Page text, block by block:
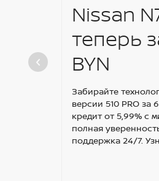
Nissan
теперь
BYN
Забирайте
версии 510 PRO за
кредит от 5,99% с
полная
поддержка 24/7.